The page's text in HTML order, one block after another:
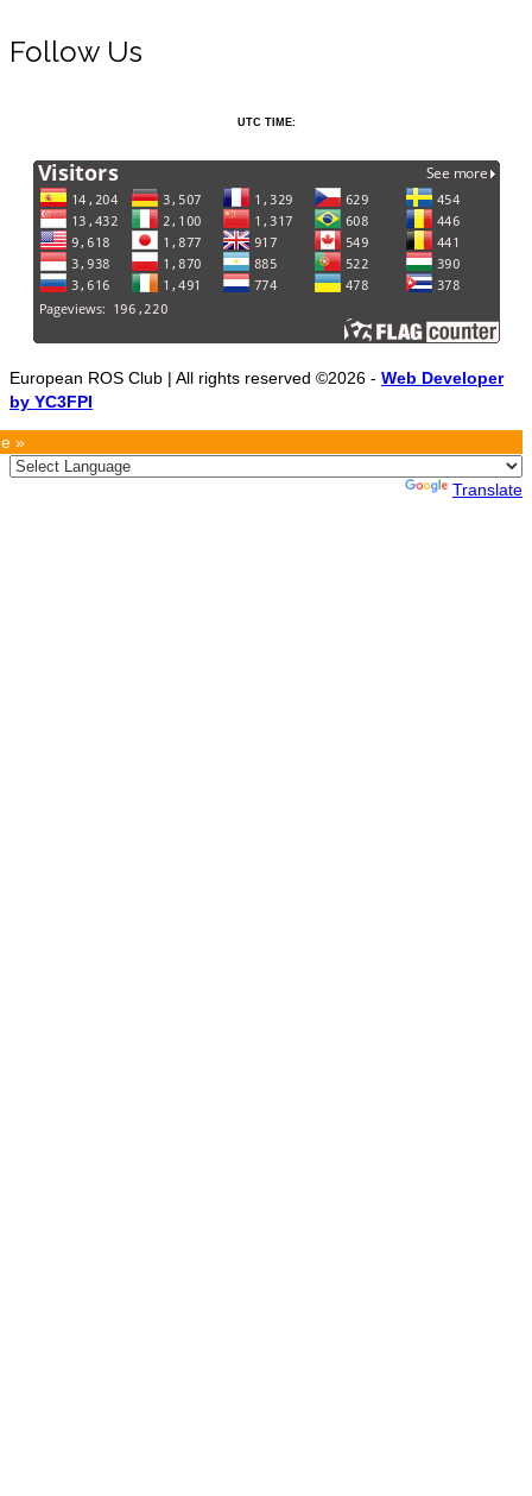
Follow Us
UTC TIME:
European ROS Club | All rights reserved ©2026 - Web Developer
by YC3FPI
»
Translate